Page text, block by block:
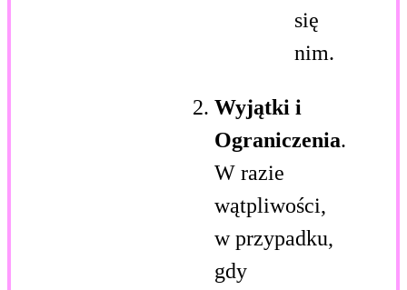
się
nim.
Wyjątki i
Ograniczenia.
W razie
wątpliwości,
w przypadku,
gdy